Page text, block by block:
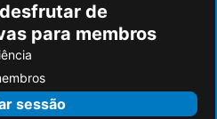
de
para membros
sessão